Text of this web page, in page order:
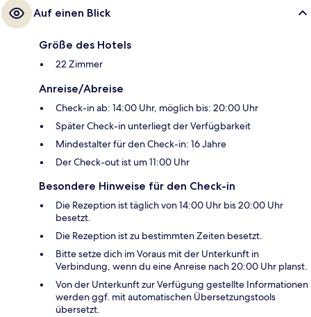
Auf einen Blick
Größe des Hotels
22 Zimmer
Anreise/Abreise
Check-in ab: 14:00 Uhr, möglich bis: 20:00 Uhr
Später Check-in unterliegt der Verfügbarkeit
Mindestalter für den Check-in: 16 Jahre
Der Check-out ist um 11:00 Uhr
Besondere Hinweise für den Check-in
Die Rezeption ist täglich von 14:00 Uhr bis 20:00 Uhr
besetzt.
Die Rezeption ist zu bestimmten Zeiten besetzt.
Bitte setze dich im Voraus mit der Unterkunft in
Verbindung, wenn du eine Anreise nach 20:00 Uhr planst.
Von der Unterkunft zur Verfügung gestellte Informationen
werden ggf. mit automatischen Übersetzungstools
übersetzt.